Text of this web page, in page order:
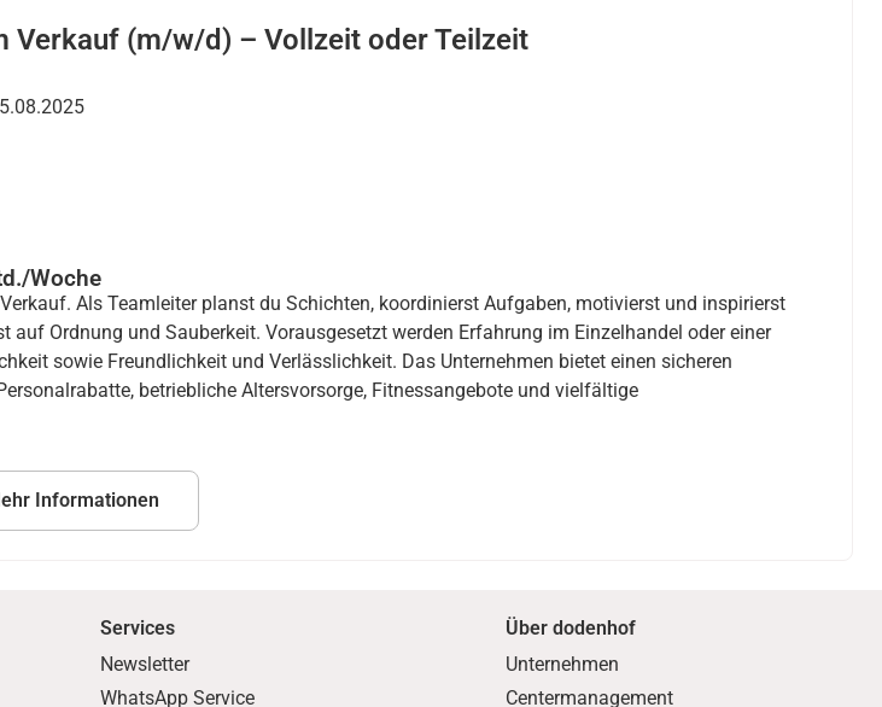
Verkauf (m/w/d) – Vollzeit oder Teilzeit
Woche
Als Teamleiter planst du Schichten, koordinierst Aufgaben, motivierst und inspirierst
Ordnung und Sauberkeit. Vorausgesetzt werden Erfahrung im Einzelhandel oder einer
sowie Freundlichkeit und Verlässlichkeit. Das Unternehmen bietet einen sicheren
betriebliche Altersvorsorge, Fitnessangebote und vielfältige
Informationen
Services
Newsletter
WhatsApp Service
Über dodenhof
Unternehmen
Centermanagement